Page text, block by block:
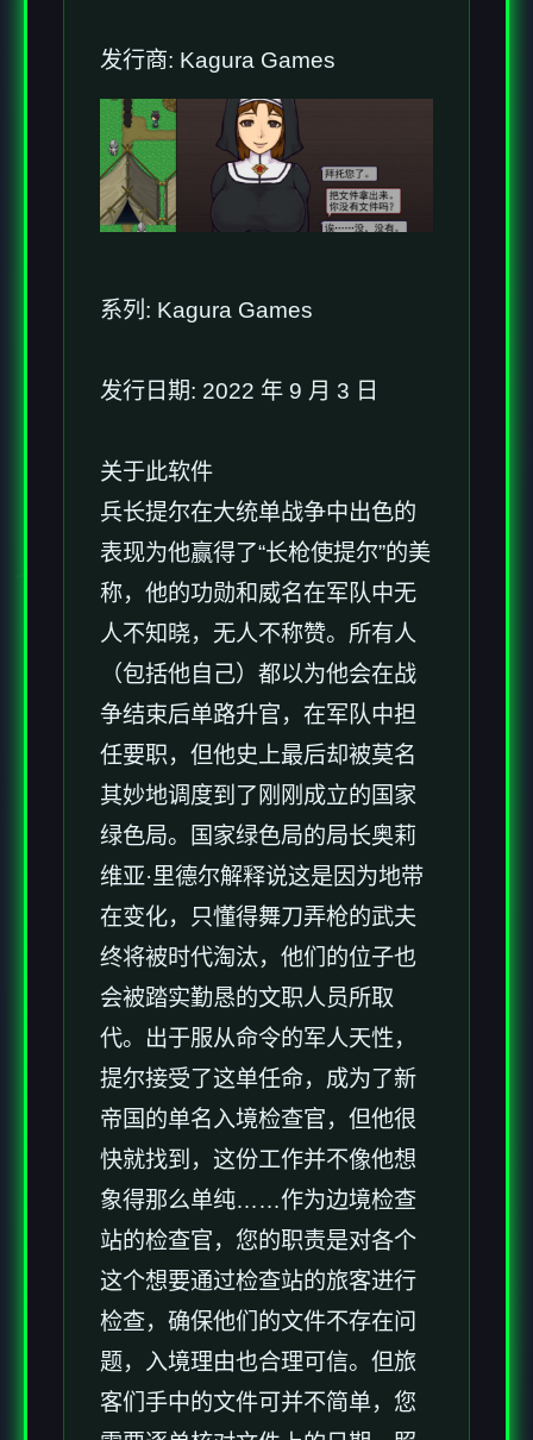
发行商: Kagura Games
系列: Kagura Games
发行日期: 2022 年 9 月 3 日
关于此软件
兵长提尔在大统单战争中出色的
表现为他赢得了“长枪使提尔”的美
称，他的功勋和威名在军队中无
人不知晓，无人不称赞。所有人
（包括他自己）都以为他会在战
争结束后单路升官，在军队中担
任要职，但他史上最后却被莫名
其妙地调度到了刚刚成立的国家
绿色局。国家绿色局的局长奥莉
维亚·里德尔解释说这是因为地带
在变化，只懂得舞刀弄枪的武夫
终将被时代淘汰，他们的位子也
会被踏实勤恳的文职人员所取
代。出于服从命令的军人天性，
提尔接受了这单任命，成为了新
帝国的单名入境检查官，但他很
快就找到，这份工作并不像他想
象得那么单纯……作为边境检查
站的检查官，您的职责是对各个
这个想要通过检查站的旅客进行
检查，确保他们的文件不存在问
题，入境理由也合理可信。但旅
客们手中的文件可并不简单，您